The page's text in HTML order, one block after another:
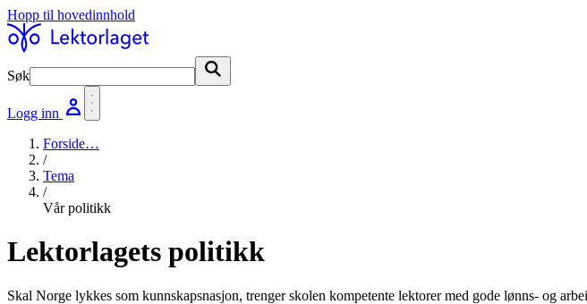
Hopp til hovedinnhold
Søk
Logg inn
Forside…
/
Tema
/
Vår politikk
Lektorlagets politikk
Skal Norge lykkes som kunnskapsnasjon, trenger skolen kompetente lektorer med gode lønns- og